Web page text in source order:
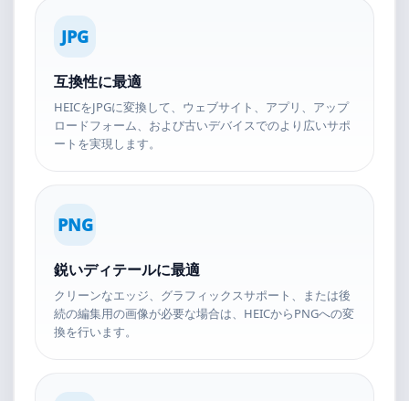
JPG
互換性に最適
HEICをJPGに変換して、ウェブサイト、アプリ、アップ
ロードフォーム、および古いデバイスでのより広いサポ
ートを実現します。
PNG
鋭いディテールに最適
クリーンなエッジ、グラフィックスサポート、または後
続の編集用の画像が必要な場合は、HEICからPNGへの変
換を行います。